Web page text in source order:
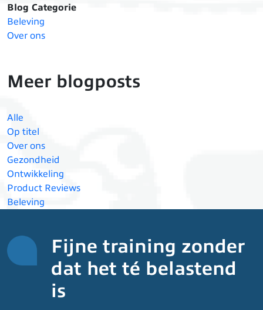
Blog Categorie
Beleving
Over ons
Meer blogposts
Alle
Op titel
Over ons
Gezondheid
Ontwikkeling
Product Reviews
Beleving
Fijne training zonder
dat het té belastend
is